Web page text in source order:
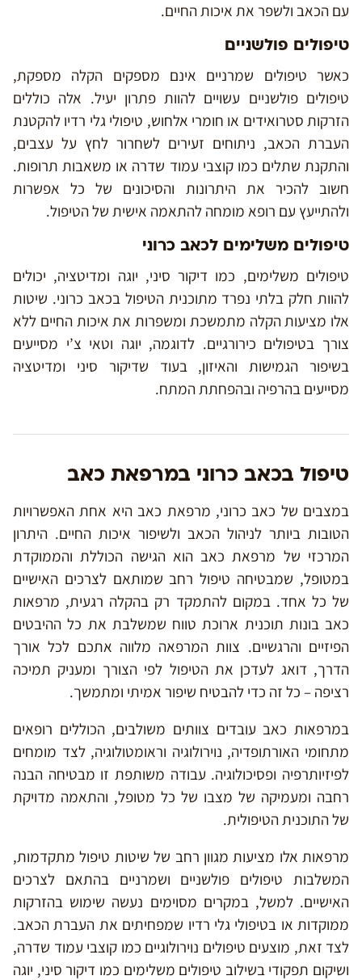
עם הכאב ולשפר את איכות החיים.
טיפולים פולשניים
כאשר טיפולים שמרניים אינם מספקים הקלה מספקת,
טיפולים פולשניים עשויים להוות פתרון יעיל. אלה כוללים
הזרקות סטרואידים או חומרי אלחוש, טיפולי גלי רדיו להקטנת
העברת הכאב, ניתוחים זעירים לשחרור לחץ על עצבים,
והתקנת שתלים כמו קוצבי עמוד שדרה או משאבות תרופות.
חשוב להכיר את היתרונות והסיכונים של כל אפשרות
ולהתייעץ עם רופא מומחה להתאמה אישית של הטיפול.
טיפולים משלימים לכאב כרוני
טיפולים משלימים, כמו דיקור סיני, יוגה ומדיטציה, יכולים
להוות חלק בלתי נפרד מתוכנית הטיפול בכאב כרוני. שיטות
אלו מציעות הקלה מתמשכת ומשפרות את איכות החיים ללא
צורך בטיפולים כירורגיים. לדוגמה, יוגה וטאי צ’י מסייעים
בשיפור הגמישות והאיזון, בעוד שדיקור סיני ומדיטציה
מסייעים בהרפיה ובהפחתת המתח.
טיפול בכאב כרוני במרפאת כאב
במצבים של כאב כרוני, מרפאת כאב היא אחת האפשרויות
הטובות ביותר לניהול הכאב ולשיפור איכות החיים. היתרון
המרכזי של מרפאת כאב הוא הגישה הכוללת והממוקדת
במטופל, שמבטיחה טיפול רחב שמותאם לצרכים האישיים
של כל אחד. במקום להתמקד רק בהקלה רגעית, מרפאות
כאב בונות תוכנית ארוכת טווח שמשלבת את כל ההיבטים
הפיזיים והרגשיים. צוות המרפאה מלווה אתכם לכל אורך
הדרך, דואג לעדכן את הטיפול לפי הצורך ומעניק תמיכה
רציפה – כל זה כדי להבטיח שיפור אמיתי ומתמשך.
במרפאות כאב עובדים צוותים משולבים, הכוללים רופאים
מתחומי האורתופדיה, נוירולוגיה וראומטולוגיה, לצד מומחים
לפיזיותרפיה ופסיכולוגיה. עבודה משותפת זו מבטיחה הבנה
רחבה ומעמיקה של מצבו של כל מטופל, והתאמה מדויקת
של התוכנית הטיפולית.
מרפאות אלו מציעות מגוון רחב של שיטות טיפול מתקדמות,
המשלבות טיפולים פולשניים ושמרניים בהתאם לצרכים
האישיים. למשל, במקרים מסוימים נעשה שימוש בהזרקות
ממוקדות או בטיפולי גלי רדיו שמפחיתים את העברת הכאב.
לצד זאת, מוצעים טיפולים נוירולוגיים כמו קוצבי עמוד שדרה,
ושיקום תפקודי בשילוב טיפולים משלימים כמו דיקור סיני, יוגה